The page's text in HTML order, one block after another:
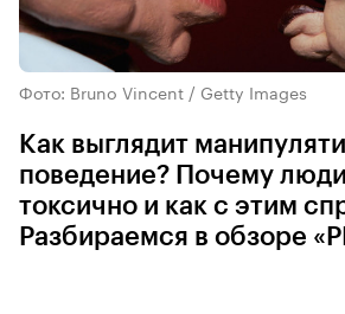
Фото: Bruno Vincent / Getty Images
Как выглядит
поведение? Почему
токсично и как с этим
Разбираемся в обзоре